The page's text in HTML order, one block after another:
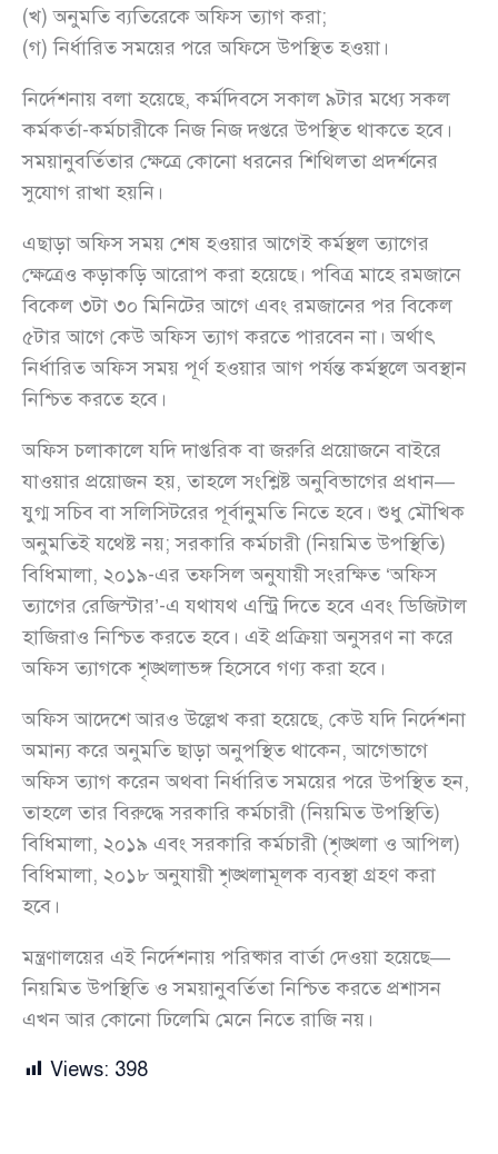
(খ) অনুমতি ব্যতিরেকে অফিস ত্যাগ করা;
(গ) নির্ধারিত সময়ের পরে অফিসে উপস্থিত হওয়া।
নির্দেশনায় বলা হয়েছে, কর্মদিবসে সকাল ৯টার মধ্যে সকল
কর্মকর্তা-কর্মচারীকে নিজ নিজ দপ্তরে উপস্থিত থাকতে হবে।
সময়ানুবর্তিতার ক্ষেত্রে কোনো ধরনের শিথিলতা প্রদর্শনের
সুযোগ রাখা হয়নি।
এছাড়া অফিস সময় শেষ হওয়ার আগেই কর্মস্থল ত্যাগের
ক্ষেত্রেও কড়াকড়ি আরোপ করা হয়েছে। পবিত্র মাহে রমজানে
বিকেল ৩টা ৩০ মিনিটের আগে এবং রমজানের পর বিকেল
৫টার আগে কেউ অফিস ত্যাগ করতে পারবেন না। অর্থাৎ
নির্ধারিত অফিস সময় পূর্ণ হওয়ার আগ পর্যন্ত কর্মস্থলে অবস্থান
নিশ্চিত করতে হবে।
অফিস চলাকালে যদি দাপ্তরিক বা জরুরি প্রয়োজনে বাইরে
যাওয়ার প্রয়োজন হয়, তাহলে সংশ্লিষ্ট অনুবিভাগের প্রধান—
যুগ্ম সচিব বা সলিসিটরের পূর্বানুমতি নিতে হবে। শুধু মৌখিক
অনুমতিই যথেষ্ট নয়; সরকারি কর্মচারী (নিয়মিত উপস্থিতি)
বিধিমালা, ২০১৯-এর তফসিল অনুযায়ী সংরক্ষিত ‘অফিস
ত্যাগের রেজিস্টার’-এ যথাযথ এন্ট্রি দিতে হবে এবং ডিজিটাল
হাজিরাও নিশ্চিত করতে হবে। এই প্রক্রিয়া অনুসরণ না করে
অফিস ত্যাগকে শৃঙ্খলাভঙ্গ হিসেবে গণ্য করা হবে।
অফিস আদেশে আরও উল্লেখ করা হয়েছে, কেউ যদি নির্দেশনা
অমান্য করে অনুমতি ছাড়া অনুপস্থিত থাকেন, আগেভাগে
অফিস ত্যাগ করেন অথবা নির্ধারিত সময়ের পরে উপস্থিত হন,
তাহলে তার বিরুদ্ধে সরকারি কর্মচারী (নিয়মিত উপস্থিতি)
বিধিমালা, ২০১৯ এবং সরকারি কর্মচারী (শৃঙ্খলা ও আপিল)
বিধিমালা, ২০১৮ অনুযায়ী শৃঙ্খলামূলক ব্যবস্থা গ্রহণ করা
হবে।
মন্ত্রণালয়ের এই নির্দেশনায় পরিষ্কার বার্তা দেওয়া হয়েছে—
নিয়মিত উপস্থিতি ও সময়ানুবর্তিতা নিশ্চিত করতে প্রশাসন
এখন আর কোনো ঢিলেমি মেনে নিতে রাজি নয়।
Views: 398